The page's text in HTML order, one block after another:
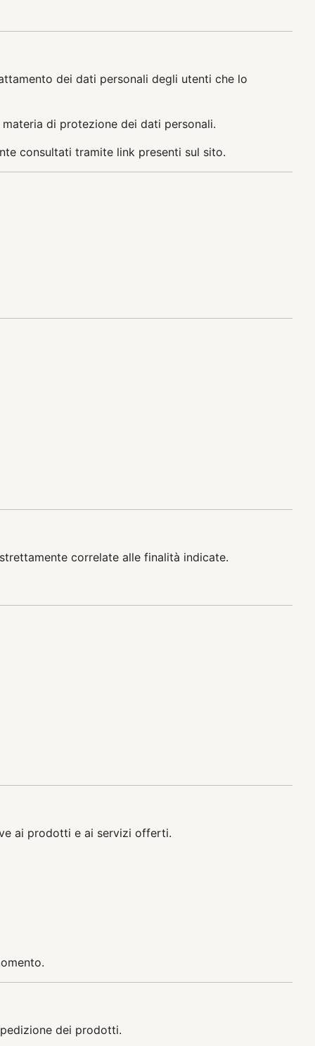
dei dati personali degli utenti che lo
materia di protezione dei dati personali.
consultati tramite link presenti sul sito.
correlate alle finalità indicate.
ai prodotti e ai servizi offerti.
dei prodotti.